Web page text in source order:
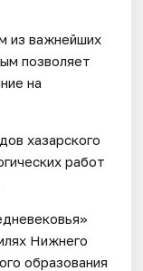
из важнейших
позволяет
на
хазарского
работ
Нижнего
образования